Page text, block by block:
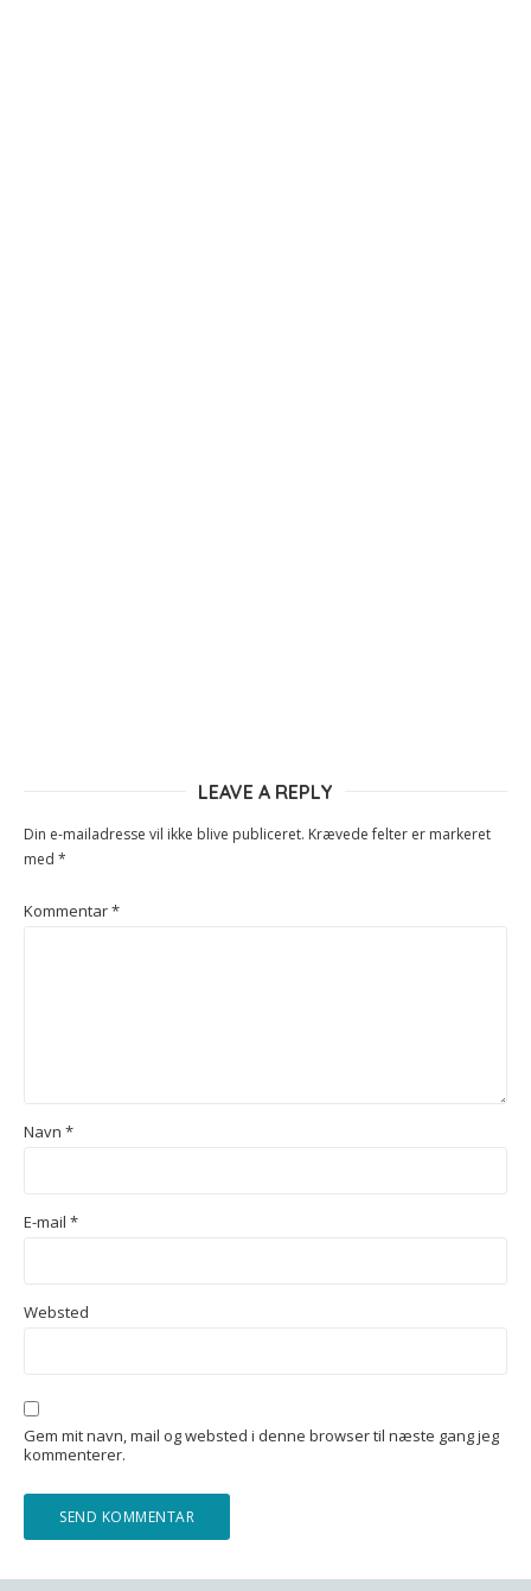
LEAVE A REPLY
Din e-mailadresse vil ikke blive publiceret. Krævede felter er markeret
med *
Kommentar*
Navn *
E-mail *
Websted
Gem mit navn, mail og websted i denne browser til næste gang jeg
kommenterer.